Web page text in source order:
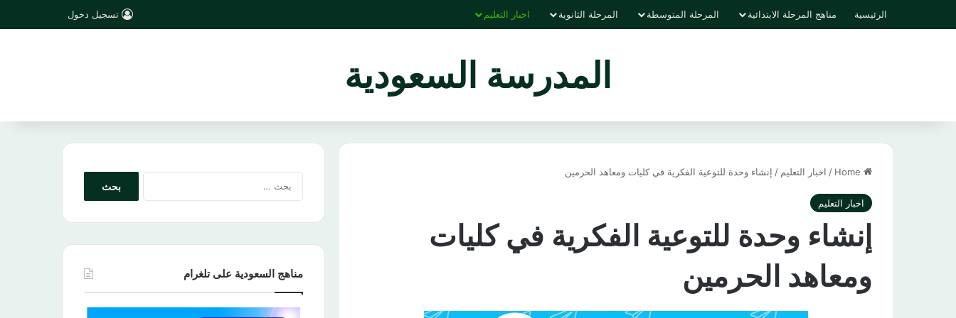
الرئيسية مناهج المرحلة الابتدائية المرحلة المتوسطة المرحلة الثانوية اخبار التعليم تسجيل دخول
المدرسة السعودية
/ اخبار التعليم / إنشاء وحدة للتوعية الفكرية في كليات ومعاهد الحرمين
اخبار التعليم
إنشاء وحدة للتوعية الفكرية في كليات
ومعاهد الحرمين
مناهج السعودية على تلغرام